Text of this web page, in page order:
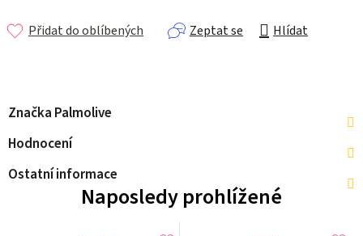
Zeptat se Hlídat
Přidat do oblíbených
Značka Palmolive
Hodnocení
Ostatní informace
Naposledy prohlížené